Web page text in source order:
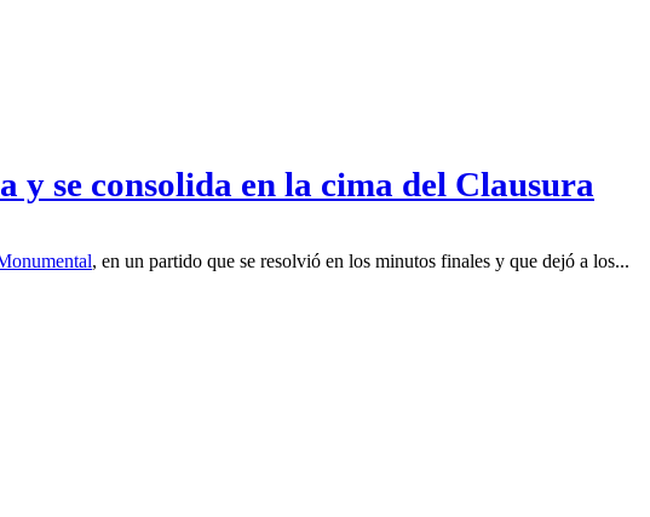
se consolida en la cima del Clausura
, en un partido que se resolvió en los minutos finales y que dejó a los...